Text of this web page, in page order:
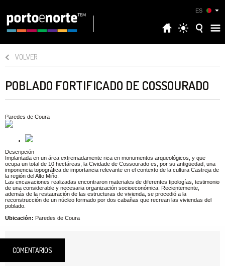
ES
VOLVER
POBLADO FORTIFICADO DE COSSOURADO
Paredes de Coura
Descripción
Implantada en un área extremadamente rica en monumentos arqueológicos, y que
ocupa un total de 10 hectáreas, la Cividade de Cossourado es, por su antigüedad, una
imponencia topográfica de importancia relevante en el contexto de la cultura Castreja de
la región del Alto Miño.
Las excavaciones realizadas encontraron materiales de diferentes tipologías, testimonio
de una considerable y necesaria organización socioeconómica. Recientemente,
además de la restauración de las estructuras de vivienda, se procedió a la
reconstrucción de un núcleo formado por dos cabañas que recrean las viviendas del
poblado.
Ubicación: Paredes de Coura
COMENTARIOS